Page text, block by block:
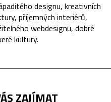
designu, kreativních
příjemných interiérů,
webdesignu, dobré
kultury.
ZAJÍMAT